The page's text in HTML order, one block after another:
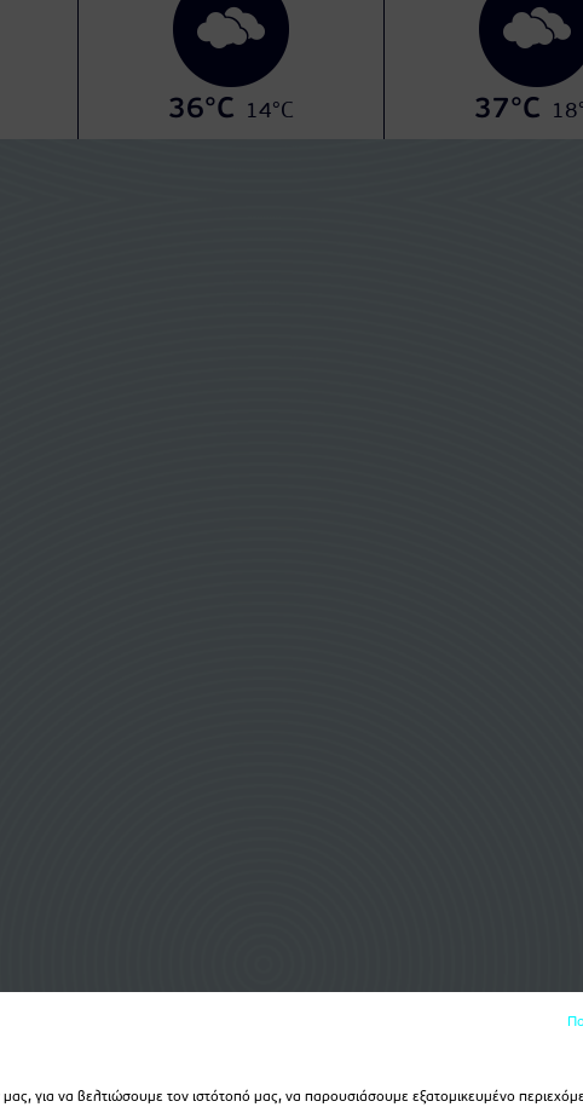
36°C 14°C 37°C
για να βελτιώσουμε τον ιστότοπό μας, να παρουσιάσουμε εξατομικευμένο